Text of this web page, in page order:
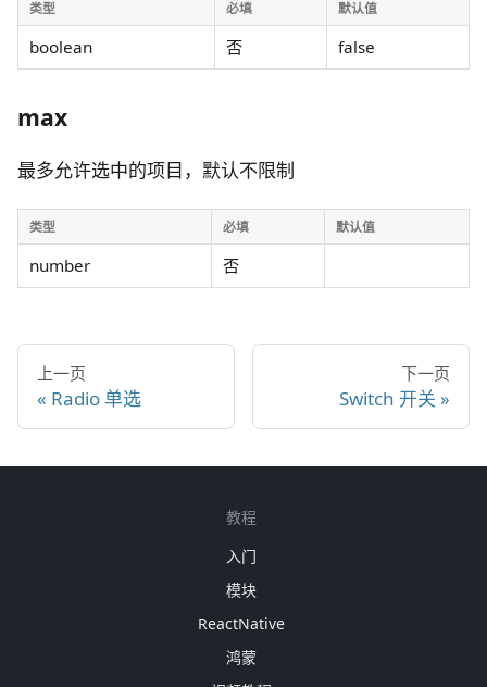
类型 必填 默认值
boolean 否 false
max
最多允许选中的项目，默认不限制
类型 必填 默认值
number 否
上一页
Radio 单选
下一页
Switch 开关
教程
入门
模块
ReactNative
鸿蒙